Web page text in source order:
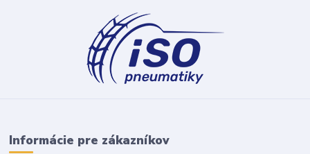
Informácie pre zákazníkov